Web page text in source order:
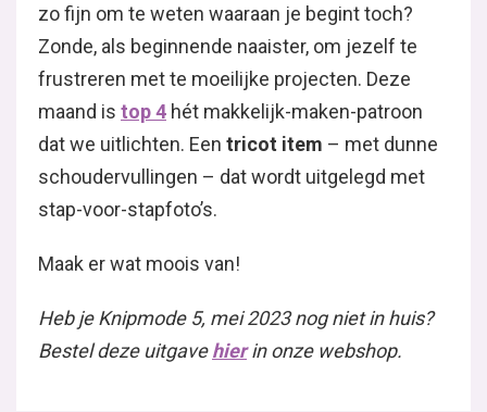
zo fijn om te weten waaraan je begint toch?
Zonde, als beginnende naaister, om jezelf te
frustreren met te moeilijke projecten. Deze
maand is top4 hét makkelijk-maken-patroon
dat we uitlichten. Een tricot item – met dunne
schoudervullingen – dat wordt uitgelegd met
stap-voor-stapfoto’s.
Maak er wat moois van!
Heb je Knipmode 5, mei 2023 nog niet in huis?
Bestel deze uitgavehierin onze webshop.